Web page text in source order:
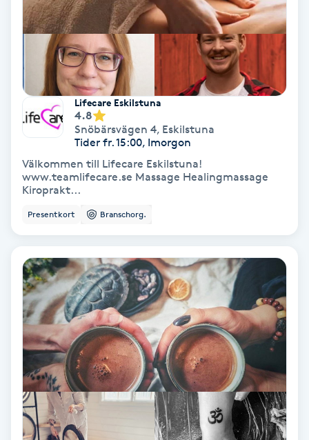
Tuina-massage
Taktil massage
Tandblekning
Tandläkare
Tatuering
Tatueringsborttagning
Terapi
Thaimassage
Toning
Torr hårbotten
Torrborstning
Lifecare Eskilstuna
4.8
Snöbärsvägen 4, Eskilstuna
Tider fr. 15:00, Imorgon
Välkommen till Lifecare Eskilstuna!
www.teamlifecare.se Massage Healingmassage
Kiroprakt...
Presentkort Branschorg.